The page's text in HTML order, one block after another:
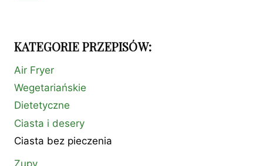
KATEGORIE PRZEPISÓW:
Air Fryer
Wegetariańskie
Dietetyczne
Ciasta i desery
Ciasta bez pieczenia
Zupy